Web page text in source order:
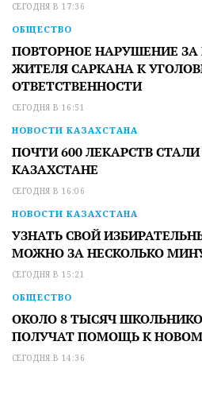
СЕГОДНЯ В 17:36
ОБЩЕСТВО
ПОВТОРНОЕ НАРУШЕНИЕ ЗА
ЖИТЕЛЯ САРКАНА К
ОТВЕТСТВЕННОСТИ
СЕГОДНЯ В 16:51
НОВОСТИ КАЗАХСТАНА
ПОЧТИ 600 ЛЕКАРСТВ
КАЗАХСТАНЕ
СЕГОДНЯ В 16:06
НОВОСТИ КАЗАХСТАНА
УЗНАТЬ СВОЙ
МОЖНО ЗА НЕСКОЛЬКО
СЕГОДНЯ В 15:21
ОБЩЕСТВО
ОКОЛО 8 ТЫСЯЧ
ПОЛУЧАТ ПОМОЩЬ К
СЕГОДНЯ В 14:36